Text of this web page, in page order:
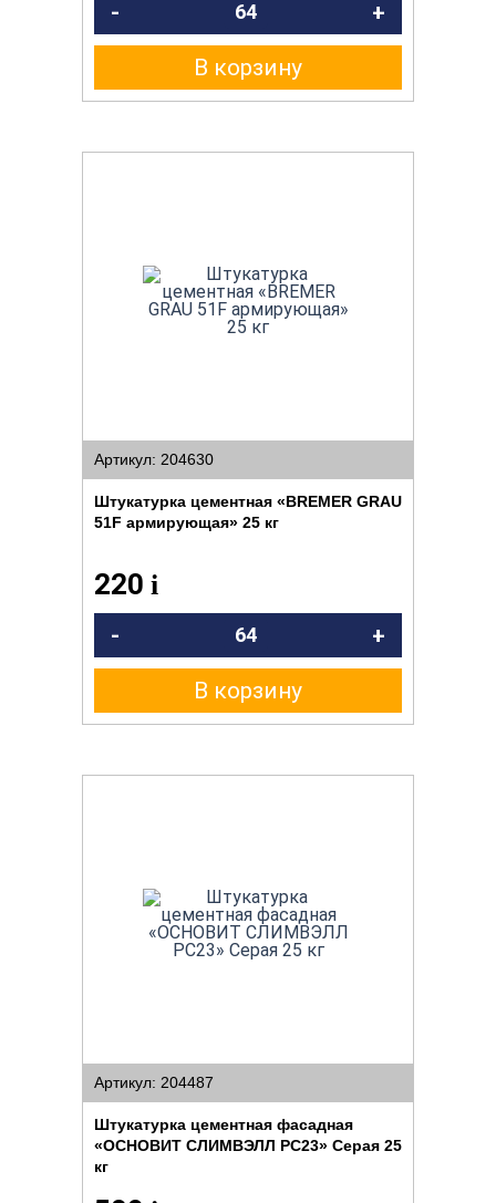
- +
В корзину
Артикул: 204630
Штукатурка цементная «BREMER GRAU
51F армирующая» 25 кг
220 i
- +
В корзину
Артикул: 204487
Штукатурка цементная фасадная
«ОСНОВИТ СЛИМВЭЛЛ PC23» Серая 25
кг